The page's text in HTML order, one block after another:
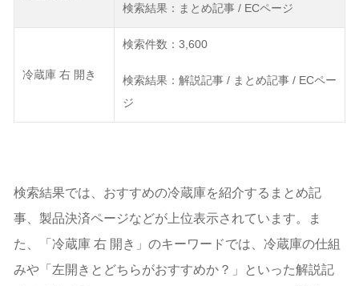
検索結果：まとめ記事 / ECページ
冷蔵庫 右 開き
検索件数：3,600
検索結果：解説記事 / まとめ記事 / ECペー
ジ
検索結果では、おすすめの冷蔵庫を紹介するまとめ記
事、製品決済ページなどが上位表示されています。ま
た、「冷蔵庫 右 開き」のキーワードでは、冷蔵庫の仕組
みや「左開きとどちらがおすすめか？」といった解説記